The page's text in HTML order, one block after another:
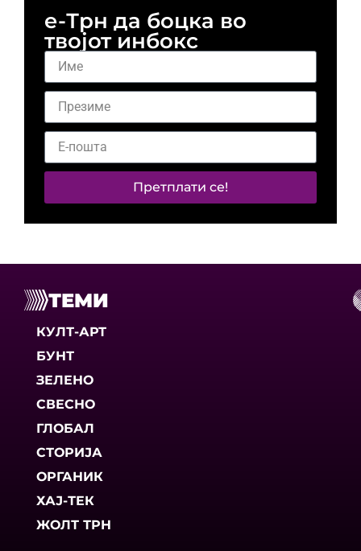
е-Трн да боцка во
твојот инбокс
Претплати се!
ТЕМИ
КУЛТ-АРТ
БУНТ
ЗЕЛЕНО
СВЕСНО
ГЛОБАЛ
СТОРИЈА
ОРГАНИК
ХАЈ-ТЕК
ЖОЛТ ТРН